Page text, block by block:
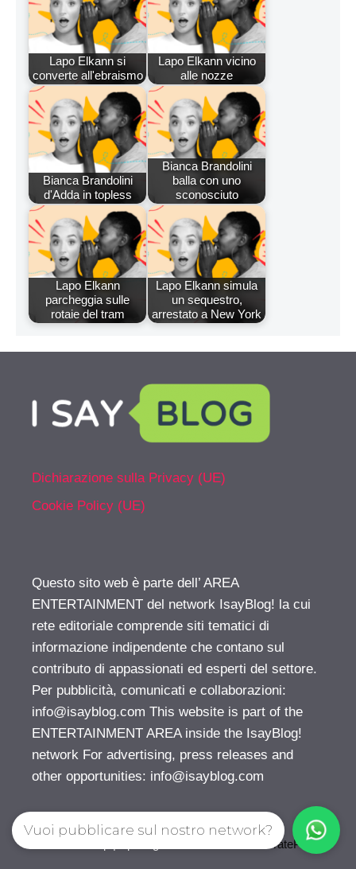
Lapo Elkann si
converte all'ebraismo
Lapo Elkann vicino
alle nozze
Bianca Brandolini
d'Adda in topless
Bianca Brandolini
balla con uno
sconosciuto
Lapo Elkann
parcheggia sulle
rotaie del tram
Lapo Elkann simula
un sequestro,
arrestato a New York
Dichiarazione sulla Privacy (UE)
Cookie Policy (UE)
Questo sito web è parte dell’ AREA
ENTERTAINMENT del network IsayBlog! la cui
rete editoriale comprende siti tematici di
informazione indipendente che contano sul
contributo di appassionati ed esperti del settore.
Per pubblicità, comunicati e collaborazioni:
info@isayblog.com This website is part of the
ENTERTAINMENT AREA inside the IsayBlog!
network For advertising, press releases and
other opportunities: info@isayblog.com
GeneratePress
Vuoi pubblicare sul nostro network?